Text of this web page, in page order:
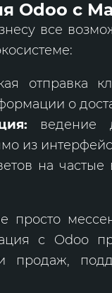
Odoo с
все
отправка
о
ведение
из
на
просто
с Odoo
продаж,